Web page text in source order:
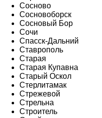
Сосново
Сосновоборск
Сосновый Бор
Сочи
Спасск-Дальний
Ставрополь
Старая
Старая Купавна
Старый Оскол
Стерлитамак
Стрежевой
Стрельна
Строитель